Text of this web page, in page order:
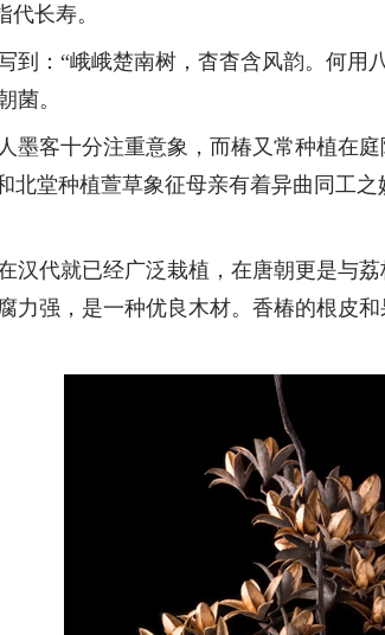
代长寿。
到： “峨峨楚南树，杳杳含风韵。何用
菌。
墨客十分注重意象，而椿又常种植在
北堂种植萱草象征母亲有着异曲同工
汉代就已经广泛栽植，在唐朝更是与
力强，是一种优良木材。香椿的根皮